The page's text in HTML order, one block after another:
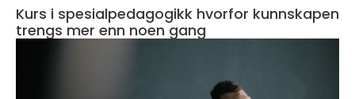
Kurs i spesialpedagogikk hvorfor kunnskapen
trengs mer enn noen gang